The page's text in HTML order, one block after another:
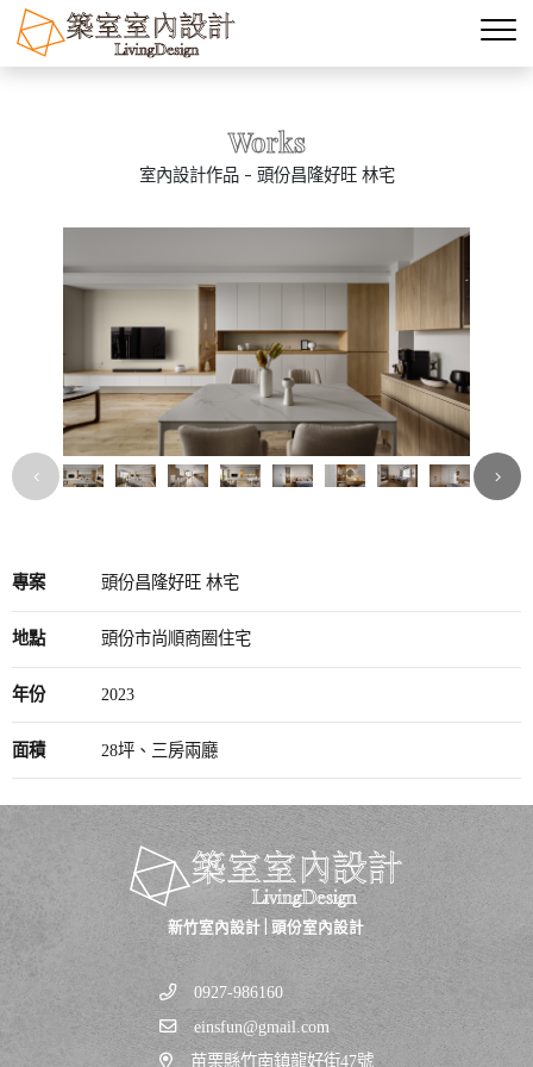
Works
室內設計作品 - 頭份昌隆好旺 林宅
專案 頭份昌隆好旺 林宅
地點 頭份市尚順商圈住宅
年份 2023
面積 28坪、三房兩廳
新竹室內設計 |頭份室內設計
0927-986160
einsfun@gmail.com
苗栗縣竹南鎮龍好街47號